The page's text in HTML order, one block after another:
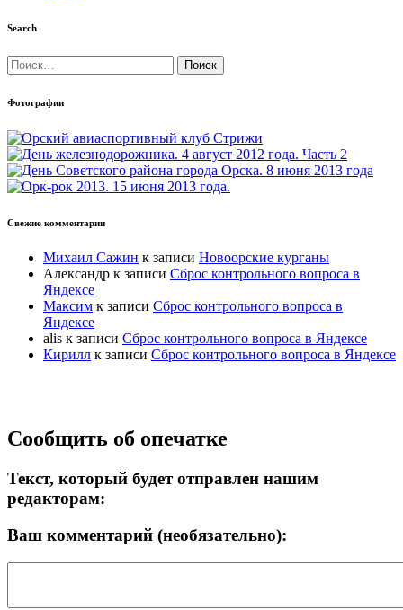
Search
Найти:
Фотографии
Свежие комментарии
Михаил Сажин к записи Новоорские курганы
Александр к записи Сброс контрольного вопроса в
Яндексе
Максим к записи Сброс контрольного вопроса в
Яндексе
alis к записи Сброс контрольного вопроса в Яндексе
Кирилл к записи Сброс контрольного вопроса в Яндексе
Прокрутка
вверх
Сообщить об опечатке
Текст, который будет отправлен нашим
редакторам:
Ваш комментарий (необязательно):